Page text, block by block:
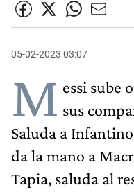
05-02-2023 03:07
M essi sube
sus
Saluda a
da la mano a
Tapia, saluda al